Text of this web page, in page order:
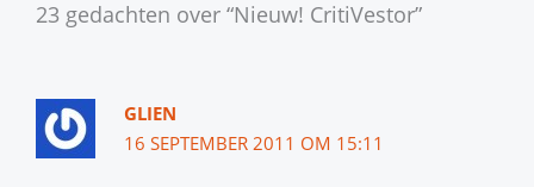
23 gedachten over “Nieuw! CritiVestor”
GLIEN
16 SEPTEMBER 2011 OM 15:11